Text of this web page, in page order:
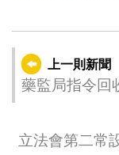
上一則新聞
藥監局指令回
立法會第二常